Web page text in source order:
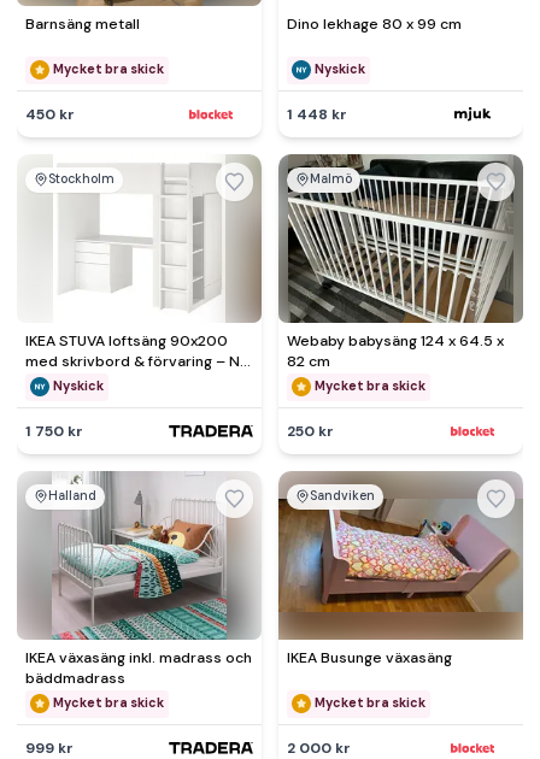
Barnsäng metall
Mycket bra skick
450 kr
Dino lekhage 80 x 99 cm
Nyskick
1 448 kr
Stockholm
IKEA STUVA loftsäng 90x200
med skrivbord & förvaring – Ny
i kartong
Nyskick
1 750 kr
Malmö
Webaby babysäng 124 x 64.5 x
82 cm
Mycket bra skick
250 kr
Halland
IKEA växasäng inkl. madrass och
bäddmadrass
Mycket bra skick
999 kr
Sandviken
IKEA Busunge växasäng
Mycket bra skick
2 000 kr